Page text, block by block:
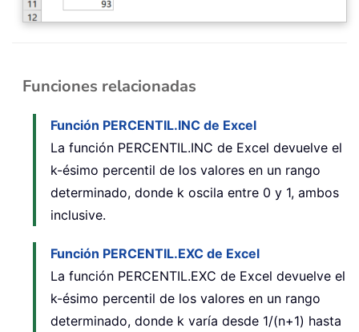
Funciones relacionadas
Función PERCENTIL.INC de Excel
La función PERCENTIL.INC de Excel devuelve el
k-ésimo percentil de los valores en un rango
determinado, donde k oscila entre 0 y 1, ambos
inclusive.
Función PERCENTIL.EXC de Excel
La función PERCENTIL.EXC de Excel devuelve el
k-ésimo percentil de los valores en un rango
determinado, donde k varía desde 1/(n+1) hasta